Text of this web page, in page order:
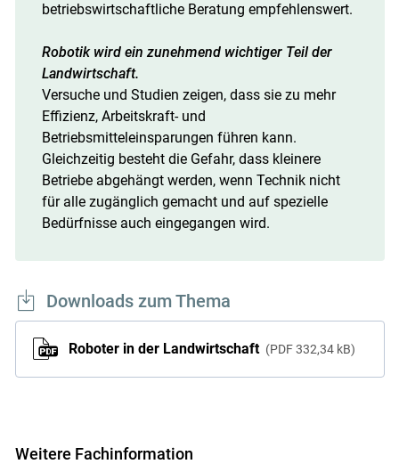
betriebswirtschaftliche Beratung empfehlenswert.
Robotik wird ein zunehmend wichtiger Teil der
Landwirtschaft.
Versuche und Studien zeigen, dass sie zu mehr
Effizienz, Arbeitskraft- und
Betriebsmitteleinsparungen führen kann.
Gleichzeitig besteht die Gefahr, dass kleinere
Betriebe abgehängt werden, wenn Technik nicht
für alle zugänglich gemacht und auf spezielle
Bedürfnisse auch eingegangen wird.
Downloads zum Thema
Roboter in der Landwirtschaft PDF 332,34 kB
Weitere Fachinformation